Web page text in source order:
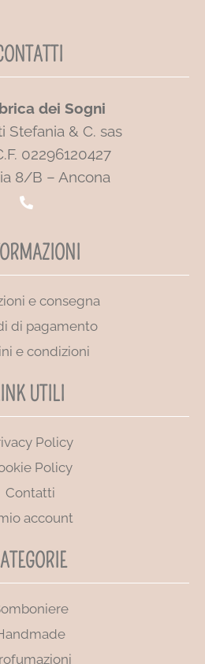
dei Sogni
Stefania & C. sas
02296120427
8/B – Ancona
e consegna
di pagamento
e condizioni
UTILI
Policy
Policy
Contatti
account